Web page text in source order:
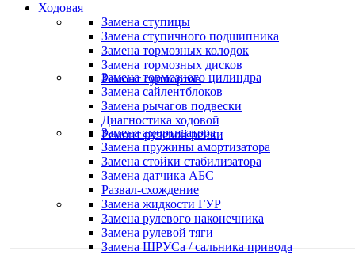
Ходовая
Замена ступицы
Замена ступичного подшипника
Замена тормозных колодок
Замена тормозных дисков
Ремонт суппортов
Замена тормозного цилиндра
Замена сайлентблоков
Замена рычагов подвески
Диагностика ходовой
Ремонт рулевой рейки
Замена амортизатора
Замена пружины амортизатора
Замена стойки стабилизатора
Замена датчика АБС
Развал-схождение
Замена жидкости ГУР
Замена рулевого наконечника
Замена рулевой тяги
Замена ШРУСа / сальника привода